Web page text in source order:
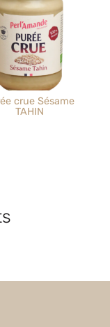
crue Sésame
TAHIN